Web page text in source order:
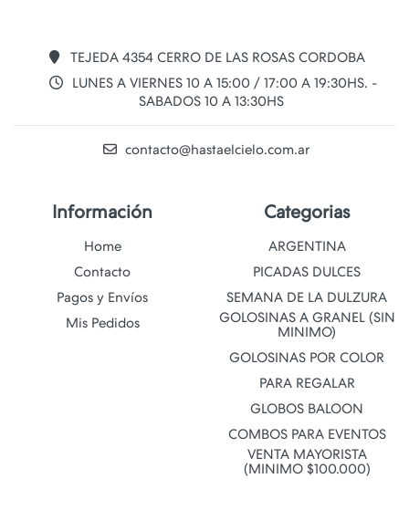
TEJEDA 4354 CERRO DE LAS ROSAS CORDOBA
LUNES A VIERNES 10 A 15:00 / 17:00 A 19:30HS. -
SABADOS 10 A 13:30HS
contacto@hastaelcielo.com.ar
Información
Home
Contacto
Pagos y Envíos
Mis Pedidos
Categorias
ARGENTINA
PICADAS DULCES
SEMANA DE LA DULZURA
GOLOSINAS A GRANEL (SIN
MINIMO)
GOLOSINAS POR COLOR
PARA REGALAR
GLOBOS BALOON
COMBOS PARA EVENTOS
VENTA MAYORISTA
(MINIMO $100.000)